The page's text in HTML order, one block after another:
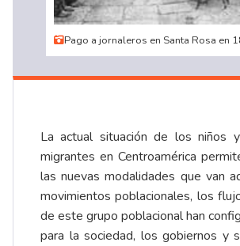
Pago a jornaleros en Santa Rosa en
La actual situación de los niños
migrantes en Centroamérica
las nuevas modalidades que van
movimientos poblacionales, los
de este grupo poblacional han
para la sociedad, los gobiernos y